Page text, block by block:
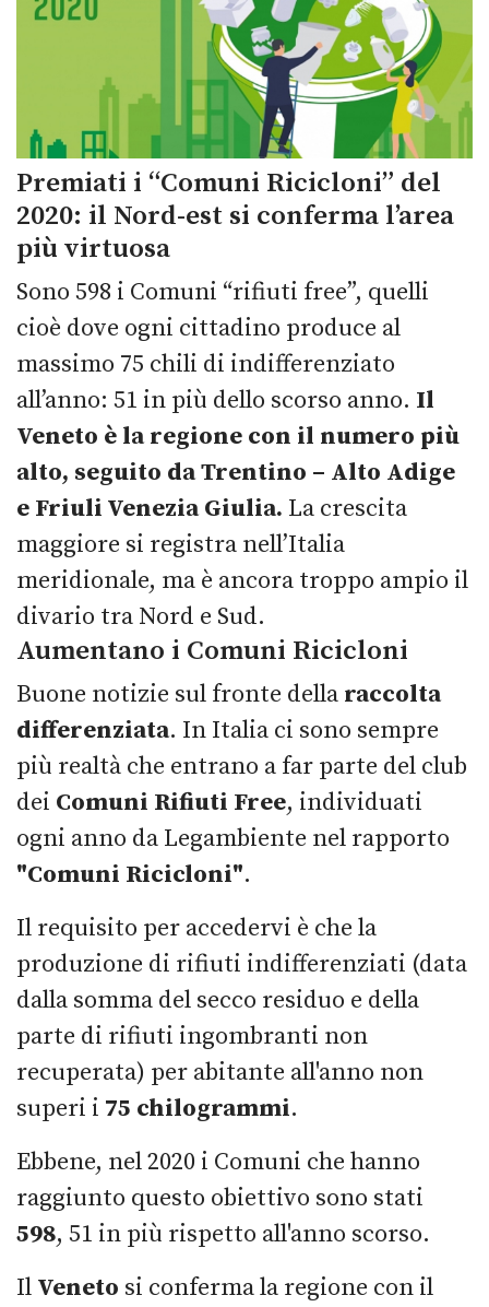
Premiati i “Comuni Ricicloni” del
2020: il Nord-est si conferma l’area
più virtuosa
Sono 598 i Comuni “rifiuti free”, quelli
cioè dove ogni cittadino produce al
massimo 75 chili di indifferenziato
all’anno: 51 in più dello scorso anno. Il
Veneto è la regione con il numero più
alto, seguito da Trentino – Alto Adige
e Friuli Venezia Giulia. La crescita
maggiore si registra nell’Italia
meridionale, ma è ancora troppo ampio il
divario tra Nord e Sud.
Aumentano i Comuni Ricicloni
Buone notizie sul fronte della raccolta
differenziata. In Italia ci sono sempre
più realtà che entrano a far parte del club
dei Comuni Rifiuti Free, individuati
ogni anno da Legambiente nel rapporto
"Comuni Ricicloni".
Il requisito per accedervi è che la
produzione di rifiuti indifferenziati (data
dalla somma del secco residuo e della
parte di rifiuti ingombranti non
recuperata) per abitante all'anno non
superi i 75 chilogrammi.
Ebbene, nel 2020 i Comuni che hanno
raggiunto questo obiettivo sono stati
598, 51 in più rispetto all'anno scorso.
Il Veneto si conferma la regione con il